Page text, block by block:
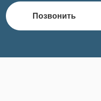
Позвонить